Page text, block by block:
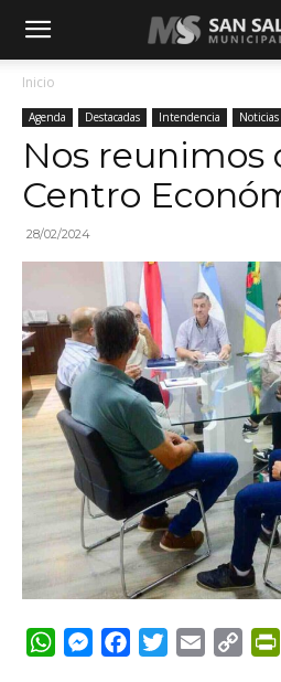
Inicio
Agenda Destacadas Intendencia Noticias
Nos reunimos
Centro
28/02/2024
WhatsApp
Messenger
FacebookTwitterEmail Copy